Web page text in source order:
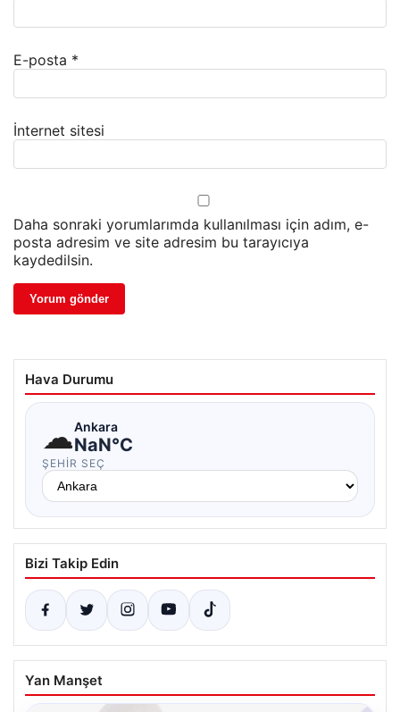
E-posta *
İnternet sitesi
Daha sonraki yorumlarımda kullanılması için adım, e-
posta adresim ve site adresim bu tarayıcıya
kaydedilsin.
Hava Durumu
☁Ankara
NaN°C
ŞEHIR SEÇ
Bizi Takip Edin
Yan Manşet